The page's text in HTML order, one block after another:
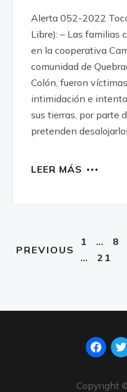
Alerta 052-2022
Libre): – Las familias
en la cooperativa
comunidad de
Colón, fueron
intimidación e
sus tierras, por parte
pretenden
LEER MÁS
PREVIOUS
1 … 8
…
21
facebook
Copyright